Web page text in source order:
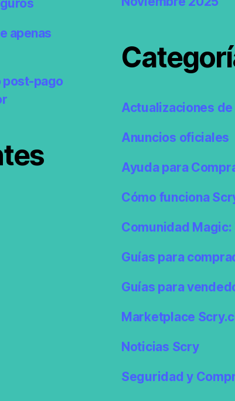
apenas
post-pago
Actualizaciones
Anuncios oficiales
Ayuda para
Cómo funciona
Comunidad
Guías para
Guías para
Marketplace
Noticias Scry
Seguridad y